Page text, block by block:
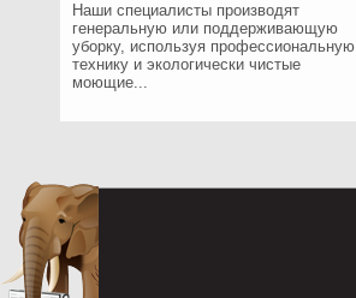
Наши специалисты производят
генеральную или поддерживающую
уборку, используя профессиональную
технику и экологически чистые
моющие...